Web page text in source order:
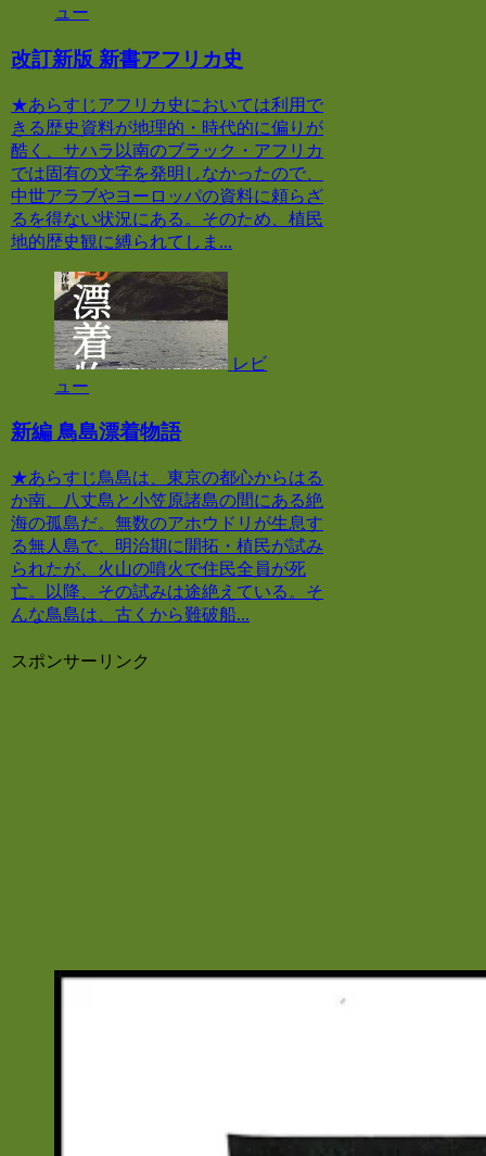
ュー
改訂新版 新書アフリカ史
★あらすじアフリカ史においては利用で
きる歴史資料が地理的・時代的に偏りが
酷く、サハラ以南のブラック・アフリカ
では固有の文字を発明しなかったので、
中世アラブやヨーロッパの資料に頼らざ
るを得ない状況にある。そのため、植民
地的歴史観に縛られてしま...
レビ
ュー
新編 鳥島漂着物語
★あらすじ鳥島は、東京の都心からはる
か南、八丈島と小笠原諸島の間にある絶
海の孤島だ。無数のアホウドリが生息す
る無人島で、明治期に開拓・植民が試み
られたが、火山の噴火で住民全員が死
亡。以降、その試みは途絶えている。そ
んな鳥島は、古くから難破船...
スポンサーリンク